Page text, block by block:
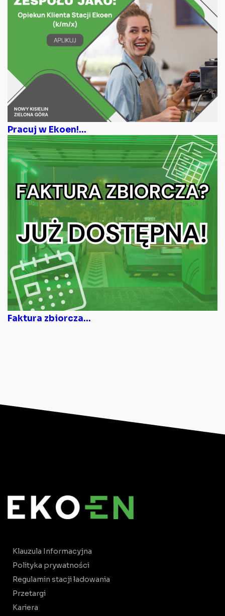
Pracuj w Ekoen!...
Faktura zbiorcza...
Klauzula Informacyjna
Polityka prywatności
Regulamin stacji ładowania
Przetargi
Kariera